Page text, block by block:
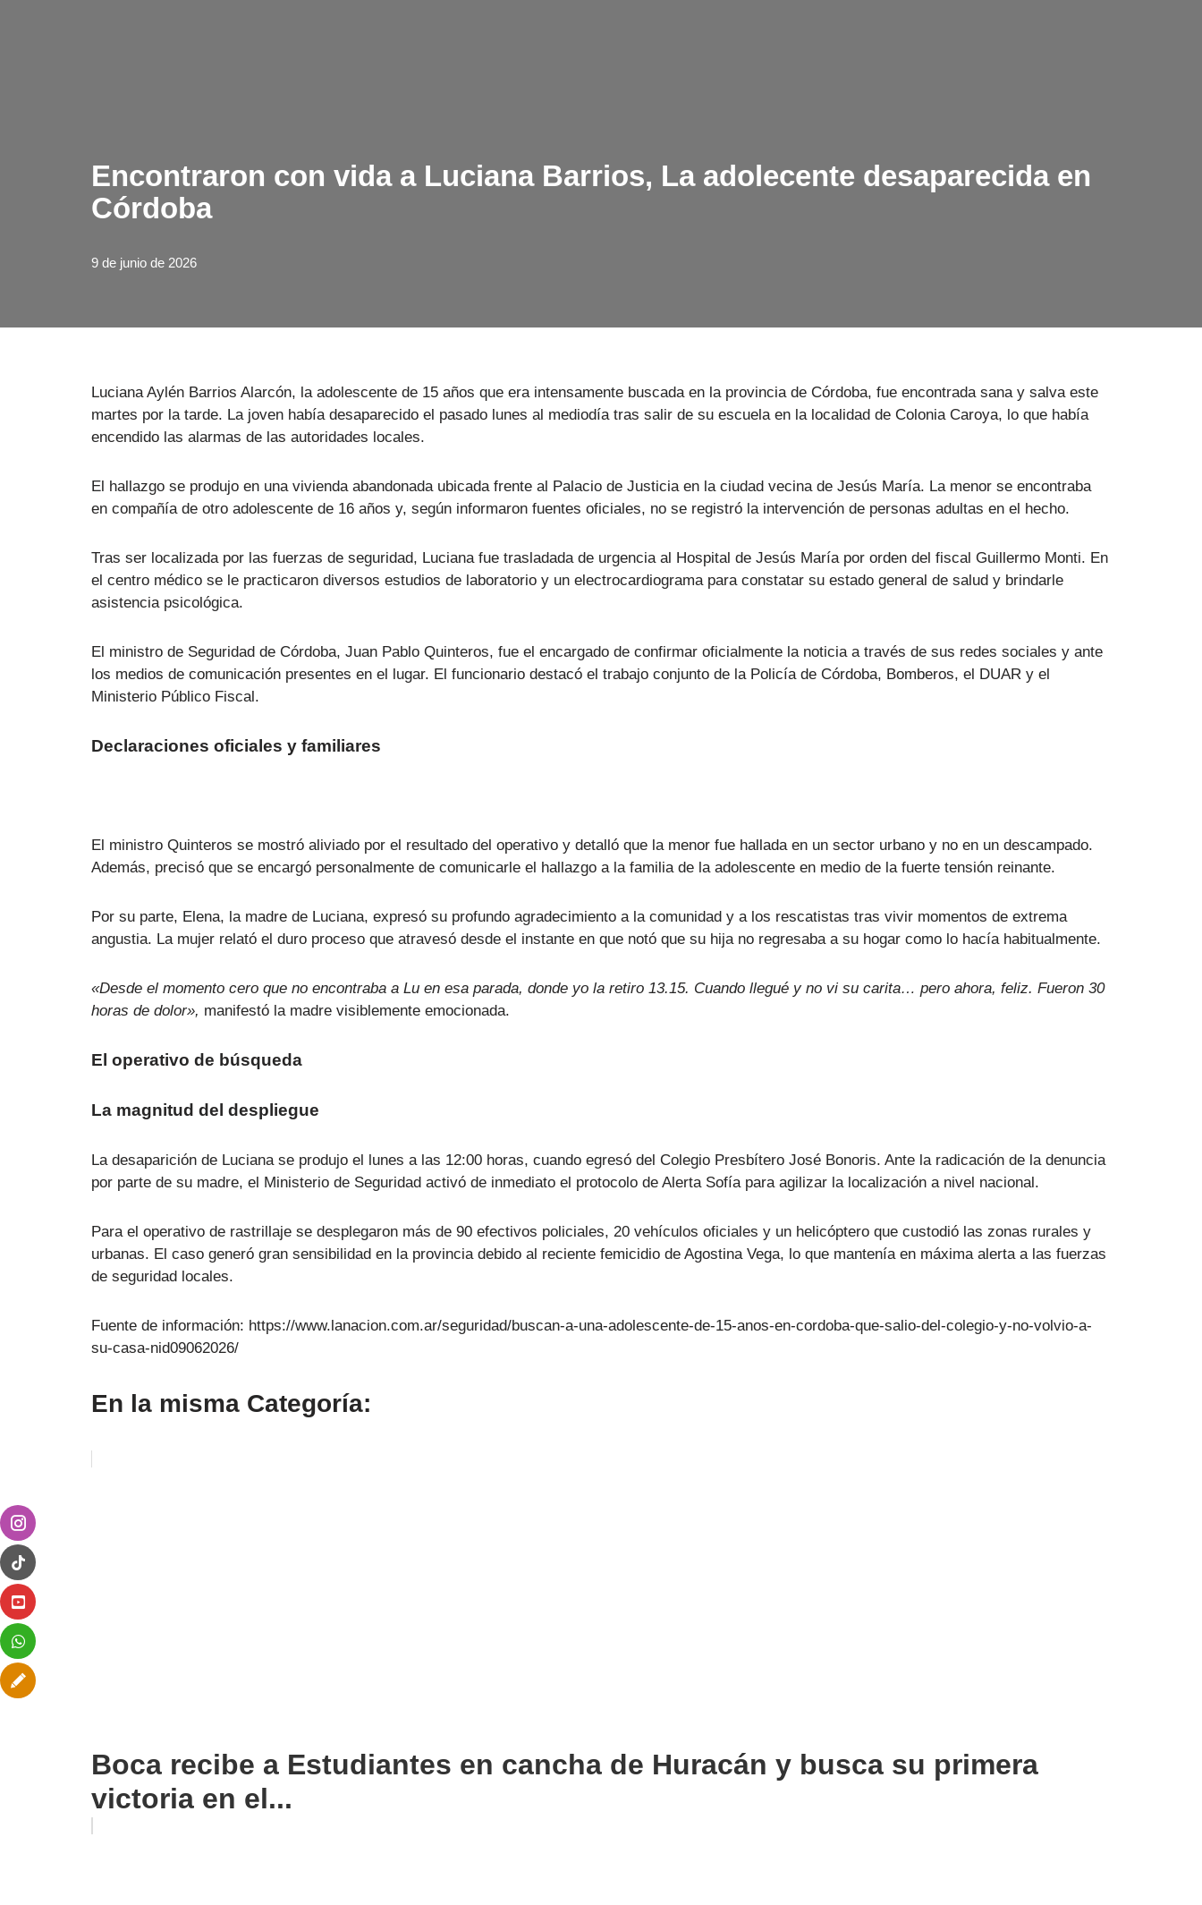
Encontraron con vida a Luciana Barrios, La adolecente desaparecida en
Córdoba
9 de junio de 2026
Luciana Aylén Barrios Alarcón, la adolescente de 15 años que era intensamente buscada en la provincia de Córdoba, fue encontrada sana y salva este
martes por la tarde. La joven había desaparecido el pasado lunes al mediodía tras salir de su escuela en la localidad de Colonia Caroya, lo que había
encendido las alarmas de las autoridades locales.
El hallazgo se produjo en una vivienda abandonada ubicada frente al Palacio de Justicia en la ciudad vecina de Jesús María. La menor se encontraba
en compañía de otro adolescente de 16 años y, según informaron fuentes oficiales, no se registró la intervención de personas adultas en el hecho.
Tras ser localizada por las fuerzas de seguridad, Luciana fue trasladada de urgencia al Hospital de Jesús María por orden del fiscal Guillermo Monti. En
el centro médico se le practicaron diversos estudios de laboratorio y un electrocardiograma para constatar su estado general de salud y brindarle
asistencia psicológica.
El ministro de Seguridad de Córdoba, Juan Pablo Quinteros, fue el encargado de confirmar oficialmente la noticia a través de sus redes sociales y ante
los medios de comunicación presentes en el lugar. El funcionario destacó el trabajo conjunto de la Policía de Córdoba, Bomberos, el DUAR y el
Ministerio Público Fiscal.
Declaraciones oficiales y familiares
El ministro Quinteros se mostró aliviado por el resultado del operativo y detalló que la menor fue hallada en un sector urbano y no en un descampado.
Además, precisó que se encargó personalmente de comunicarle el hallazgo a la familia de la adolescente en medio de la fuerte tensión reinante.
Por su parte, Elena, la madre de Luciana, expresó su profundo agradecimiento a la comunidad y a los rescatistas tras vivir momentos de extrema
angustia. La mujer relató el duro proceso que atravesó desde el instante en que notó que su hija no regresaba a su hogar como lo hacía habitualmente.
«Desde el momento cero que no encontraba a Lu en esa parada, donde yo la retiro 13.15. Cuando llegué y no vi su carita… pero ahora, feliz. Fueron 30
horas de dolor», manifestó la madre visiblemente emocionada.
El operativo de búsqueda
La magnitud del despliegue
La desaparición de Luciana se produjo el lunes a las 12:00 horas, cuando egresó del Colegio Presbítero José Bonoris. Ante la radicación de la denuncia
por parte de su madre, el Ministerio de Seguridad activó de inmediato el protocolo de Alerta Sofía para agilizar la localización a nivel nacional.
Para el operativo de rastrillaje se desplegaron más de 90 efectivos policiales, 20 vehículos oficiales y un helicóptero que custodió las zonas rurales y
urbanas. El caso generó gran sensibilidad en la provincia debido al reciente femicidio de Agostina Vega, lo que mantenía en máxima alerta a las fuerzas
de seguridad locales.
Fuente de información: https://www.lanacion.com.ar/seguridad/buscan-a-una-adolescente-de-15-anos-en-cordoba-que-salio-del-colegio-y-no-volvio-a-
su-casa-nid09062026/
En la misma Categoría:
Boca recibe a Estudiantes en cancha de Huracán y busca su primera
victoria en el...